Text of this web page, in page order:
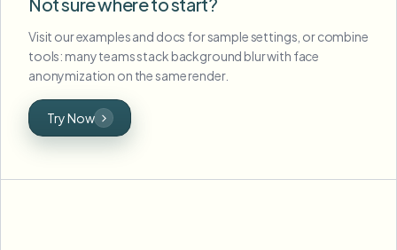
Visit our examples and docs for sample settings, or combine
tools: many teams stack background blur with face
anonymization on the same render.
Try Now